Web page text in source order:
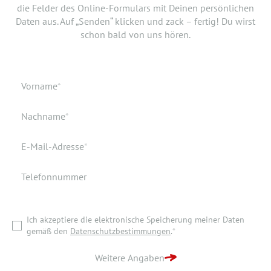
die Felder des Online-Formulars mit Deinen persönlichen
Daten aus. Auf „Senden“ klicken und zack – fertig! Du wirst
schon bald von uns hören.
Pflichtfeld
Vorname*
Pflichtfeld
Nachname*
Pflichtfeld
E-Mail-Adresse*
Telefonnummer
Ich akzeptiere die elektronische Speicherung meiner Daten
gemäß den Datenschutzbestimmungen.*
Weitere Angaben
Bewerbung doch noch einen Lebenslauf oder ein anderes
Dokument hinzufügen? Hier kannst Du es hochladen.
Verfügbar ab
Dokumente
Ich akzeptiere die elektronische Speicherung meiner Daten
ZURÜCK ZUR STARTSEITE